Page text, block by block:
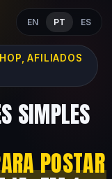
EN PT ES
AFILIADOS
SIMPLES
POSTAR